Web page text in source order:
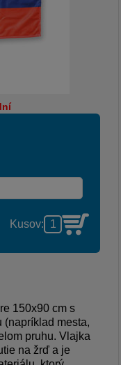
150x90 cm s
(napríklad mesta,
pruhu. Vlajka
na žrď a je
Kusov: